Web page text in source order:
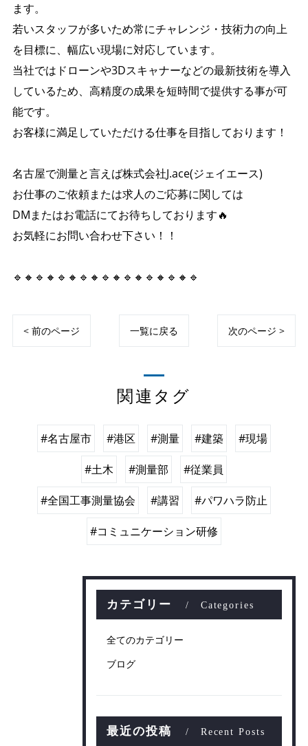
ます。
若いスタッフが多いため常にチャレンジ・技術力の向上
を目標に、幅広い現場に対応しています。
当社ではドローンや3Dスキャナーなどの最新技術を導入
しているため、高精度の成果を短時間で提供する事が可
能です。
お客様に満足していただける仕事を目指しております！
名古屋で測量と言えば株式会社J.ace(ジェイエース)
お仕事のご依頼または求人のご応募に関しては
DMまたはお電話にてお待ちしております🔥
お気軽にお問い合わせ下さい！！
🔹🔸🔹🔸🔹🔸🔹🔸🔹🔸🔹🔸🔹🔸🔹🔸🔹
< 前のページ 一覧に戻る 次のページ >
関連タグ
#名古屋市 #港区 #測量 #建築 #現場
#土木 #測量部 #従業員
#全国工事測量協会 #講習 #パワハラ防止
#コミュニケーション研修
カテゴリー Categories
全てのカテゴリー
ブログ
最近の投稿 Recent Posts